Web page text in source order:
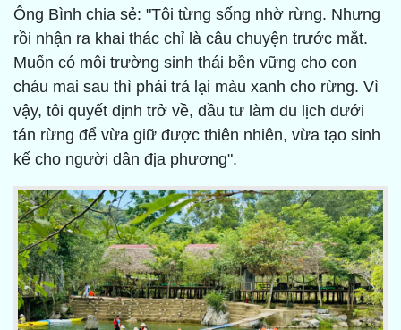
Ông Bình chia sẻ: "Tôi từng sống nhờ rừng. Nhưng
rồi nhận ra khai thác chỉ là câu chuyện trước mắt.
Muốn có môi trường sinh thái bền vững cho con
cháu mai sau thì phải trả lại màu xanh cho rừng. Vì
vậy, tôi quyết định trở về, đầu tư làm du lịch dưới
tán rừng để vừa giữ được thiên nhiên, vừa tạo sinh
kế cho người dân địa phương".